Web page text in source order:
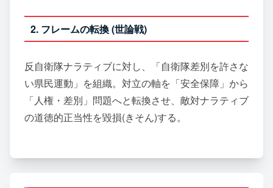
2. フレームの転換 (世論戦)
反自衛隊ナラティブに対し、「自衛隊差別を許さな
い県民運動」を組織。対立の軸を「安全保障」から
「人権・差別」問題へと転換させ、敵対ナラティブ
の道徳的正当性を毀損(きそん)する。